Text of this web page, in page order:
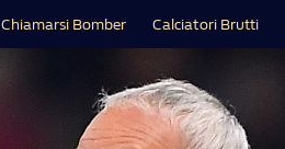
Chiamarsi Bomber Calciatori Brutti